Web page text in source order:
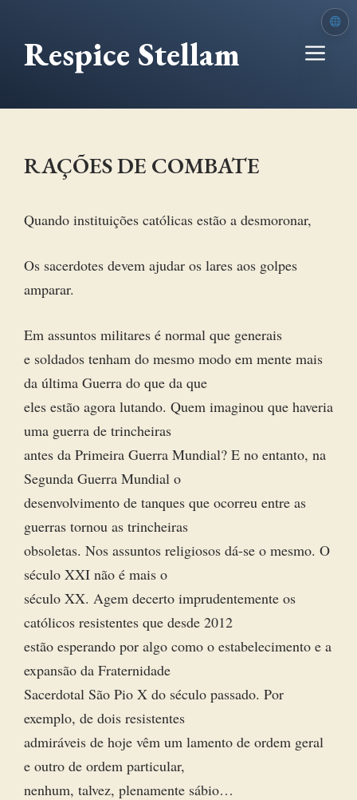
Respice Stellam
RAÇÕES DE COMBATE
Quando instituições católicas estão a desmoronar,
Os sacerdotes devem ajudar os lares aos golpes
amparar.
Em assuntos militares é normal que generais
e soldados tenham do mesmo modo em mente mais
da última Guerra do que da que
eles estão agora lutando. Quem imaginou que haveria
uma guerra de trincheiras
antes da Primeira Guerra Mundial? E no entanto, na
Segunda Guerra Mundial o
desenvolvimento de tanques que ocorreu entre as
guerras tornou as trincheiras
obsoletas. Nos assuntos religiosos dá-se o mesmo. O
século XXI não é mais o
século XX. Agem decerto imprudentemente os
católicos resistentes que desde 2012
estão esperando por algo como o estabelecimento e a
expansão da Fraternidade
Sacerdotal São Pio X do século passado. Por
exemplo, de dois resistentes
admiráveis de hoje vêm um lamento de ordem geral
e outro de ordem particular,
nenhum, talvez, plenamente sábio…